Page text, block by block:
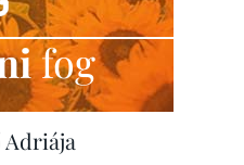
fog